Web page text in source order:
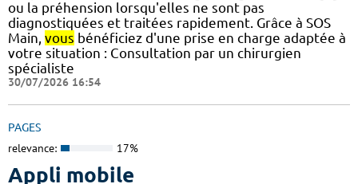
ou la préhension lorsqu'elles ne sont pas
diagnostiquées et traitées rapidement. Grâce à SOS
Main, vous bénéficiez d'une prise en charge adaptée à
votre situation : Consultation par un chirurgien
spécialiste
30/07/2026 16:54
PAGES
relevance: 17%
Appli mobile